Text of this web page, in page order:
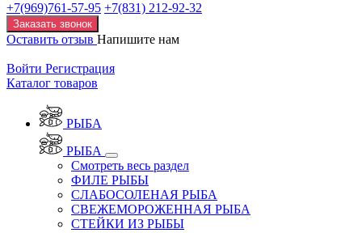
+7(969)761-57-95 +7(831) 212-92-32
Заказать звонок
Оставить отзыв Напишите нам
Войти Регистрация
Каталог товаров
РЫБА
РЫБА
Смотреть весь раздел
ФИЛЕ РЫБЫ
СЛАБОСОЛЕНАЯ РЫБА
СВЕЖЕМОРОЖЕННАЯ РЫБА
СТЕЙКИ ИЗ РЫБЫ